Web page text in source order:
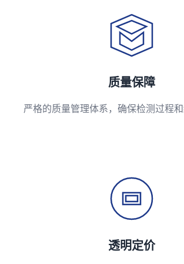
质量保障
严格的质量管理体系，确保检测过程
透明定价